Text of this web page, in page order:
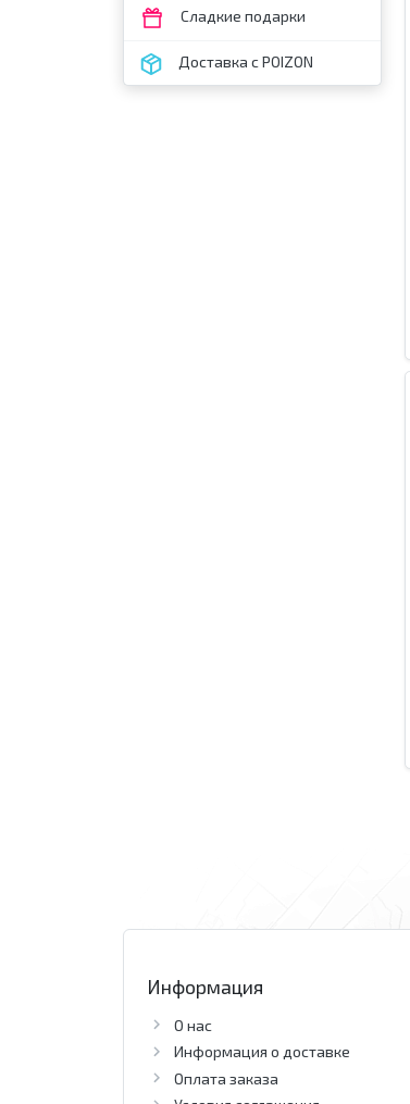
Сладкие подарки
Доставка с POIZON
Информация
О нас
Информация о доставке
Оплата заказа